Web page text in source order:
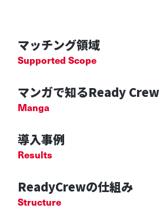
マッチング領域
Supported Scope
マンガで知るReady Crew
Manga
導入事例
Results
ReadyCrewの仕組み
Structure